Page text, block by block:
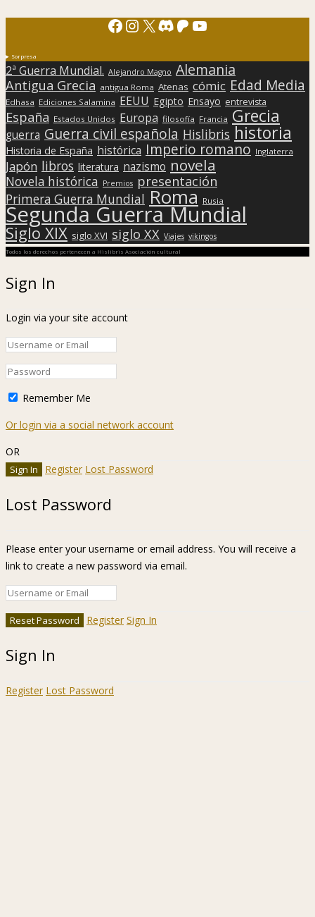
Facebook
Instagram
X Discord
Patreon
YouTube
Sorpresa
2ª Guerra Mundial. Alejandro Magno Alemania
Antigua Grecia antigua Roma Atenas cómic Edad Media
Edhasa Ediciones Salamina EEUU Egipto Ensayo entrevista
España Estados Unidos Europa filosofía Francia Grecia
guerra Guerra civil española Hislibris historia
Historia de España histórica Imperio romano Inglaterra
Japón libros literatura nazismo novela
Novela histórica Premios presentación
Primera Guerra Mundial Roma Rusia
Segunda Guerra Mundial
Siglo XIX siglo XVI siglo XX Viajes vikingos
Todos los derechos pertenecen a Hislibris Asociación cultural
Sign In
Login via your site account
Remember Me
Or login via a social network account
OR
Register Lost Password
Lost Password
Please enter your username or email address. You will receive a
link to create a new password via email.
Register Sign In
Sign In
Register Lost Password